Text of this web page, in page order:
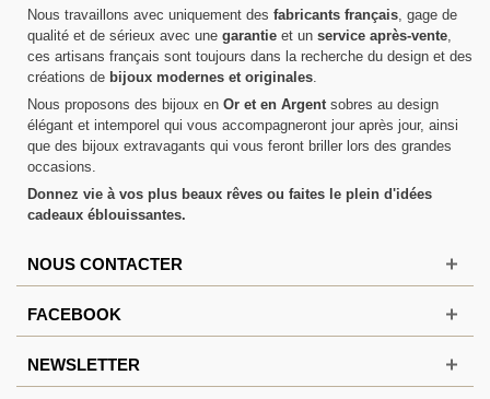
Nous travaillons avec uniquement des fabricants français , gage de
qualité et de sérieux avec une garantie et un service après-vente
ces artisans français sont toujours dans la recherche du design et des
créations de bijoux modernes et originales
Nous proposons des bijoux en Or et en Argent sobres au design
élégant et intemporel qui vous accompagneront jour après jour, ainsi
que des bijoux extravagants qui vous feront briller lors des grandes
occasions.
Donnez vie à vos plus beaux rêves ou faites le plein d'idées
cadeaux éblouissantes.
NOUS CONTACTER
FACEBOOK
NEWSLETTER